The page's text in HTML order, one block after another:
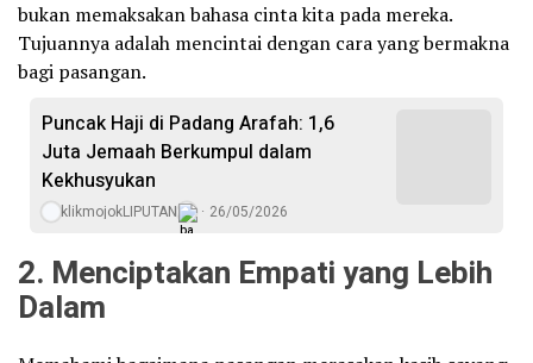
bukan memaksakan bahasa cinta kita pada mereka.
Tujuannya adalah mencintai dengan cara yang bermakna
bagi pasangan.
Puncak Haji di Padang Arafah: 1,6
Juta Jemaah Berkumpul dalam
Kekhusyukan
klikmojokLIPUTAN 26/05/2026
2. Menciptakan Empati yang Lebih
Dalam